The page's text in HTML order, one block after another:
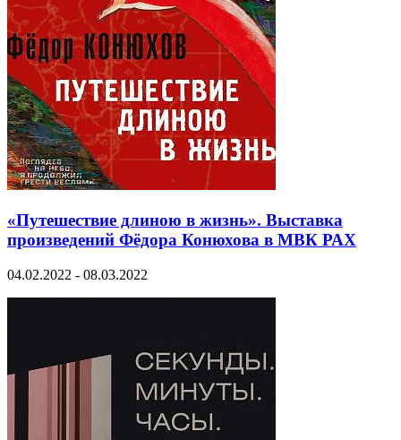
«Путешествие длиною в жизнь». Выставка
произведений Фёдора Конюхова в МВК РАХ
04.02.2022 - 08.03.2022